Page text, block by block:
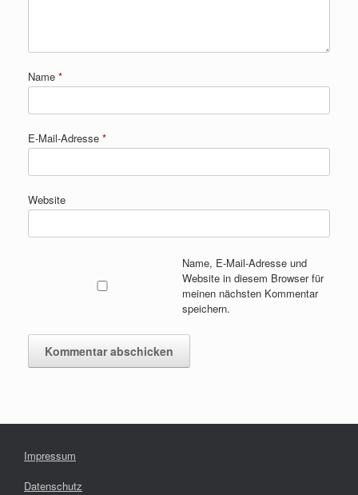
Name *
E-Mail-Adresse *
Website
Name, E-Mail-Adresse und
Website in diesem Browser für
meinen nächsten Kommentar
speichern.
Impressum
Datenschutz